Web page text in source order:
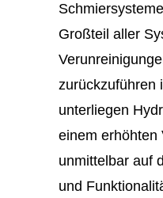
Großteil aller
zurückzuführen
unterliegen
einem erhöhten
unmittelbar auf
und